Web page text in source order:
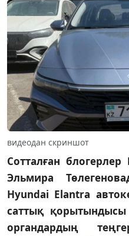
видеодан скриншот
Сотталған
Эльмира
Hyundai Elantra
саттық
органдардың